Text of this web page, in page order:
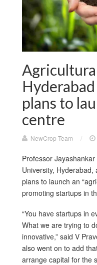
plans to
centre
NewCrop Team /
Professor
University,
plans to launch an
promoting startups in
“You have startups in
What we are trying to
innovative,” said V
also went on to add
arrange capital for the